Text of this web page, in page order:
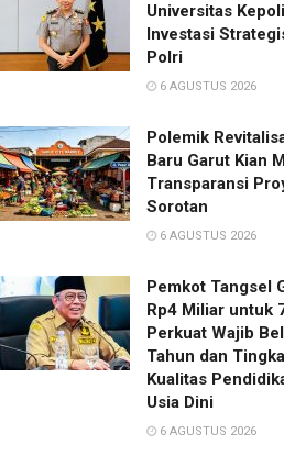
Universitas
Investasi
Polri
6 AGUSTUS 2026
Polemik
Baru Garut Kian
Transparansi
Sorotan
6 AGUSTUS 2026
Pemkot Tangsel
Rp4 Miliar untuk
Perkuat Wajib
Tahun dan
Kualitas
Usia Dini
6 AGUSTUS 2026